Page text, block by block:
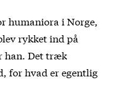
humaniora i Norge,
rykket ind på
han. Det træk
for hvad er egentlig